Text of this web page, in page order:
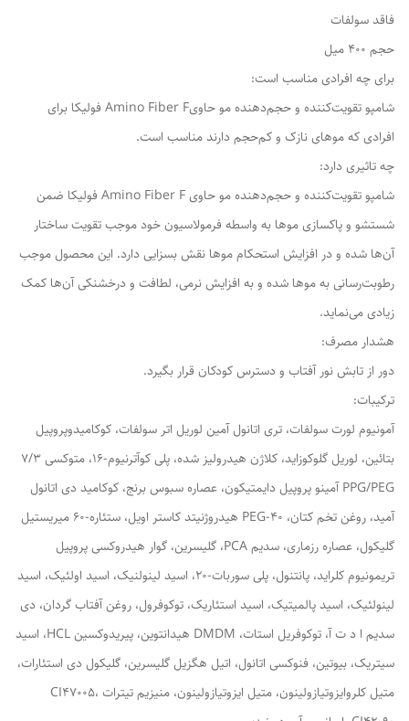
فاقد سولفات
حجم 400 میل
برای چه افرادی مناسب است:
شامپو تقویت‌کننده و حجم‌دهنده مو حاویAmino Fiber F فولیکا برای
افرادی که موهای نازک و کم‌حجم دارند مناسب است.
چه تاثیری دارد:
شامپو تقویت‌کننده و حجم‌دهنده مو حاوی Amino Fiber F فولیکا ضمن
شستشو و پاکسازی موها به واسطه فرمولاسیون خود موجب تقویت ساختار
آن‌ها شده و در افزایش استحکام موها نقش بسزایی دارد. این محصول موجب
رطوبت‌رسانی به موها شده و به افزایش نرمی، لطافت و درخشنکی آن‌ها کمک
زیادی می‌نماید.
هشدار مصرف:
دور از تابش نور آفتاب و دسترس کودکان قرار بگیرد.
ترکیبات:
آمونیوم لورت سولفات، تری اتانول آمین لوریل اتر سولفات، کوکامیدوپروپیل
بتائین، لوریل گلوکوزاید، کلاژن هیدرولیز شده، پلی کوآترنیوم-16، متوکسی 7/3
PPG/PEG آمینو پروپیل دایمتیکون، عصاره سبوس برنج، کوکامید دی اتانول
آمید، روغن تخم کتان، PEG-40 هیدروژنیتد کاستر اویل، ستئاره-60 میریستیل
گلیکول، عصاره رزماری، سدیم PCA، گلیسرین، گوار هیدروکسی پروپیل
تریمونیوم کلراید، پانتنول، پلی سوربات-20، اسید لینولنیک، اسید اولئیک، اسید
لینولئیک، اسید پالمیتیک، اسید استئاریک، توکوفرول، روغن آفتاب گردان، دی
سدیم ا د ت آ، توکوفریل استات، DMDM هیدانتوین، پیریدوکسین HCL، اسید
سیتریک، بیوتین، فنوکسی اتانول، اتیل هگزیل گلیسرین، گلیکول دی استئارات،
متیل کلروایزوتیازولینون، متیل ایزوتیازولینون، منیزیم تیترات CI47005،